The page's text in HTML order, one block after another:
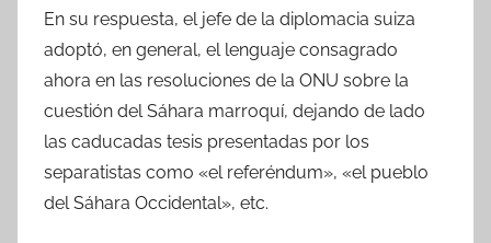
En su respuesta, el jefe de la diplomacia suiza
adoptó, en general, el lenguaje consagrado
ahora en las resoluciones de la ONU sobre la
cuestión del Sáhara marroquí, dejando de lado
las caducadas tesis presentadas por los
separatistas como «el referéndum», «el pueblo
del Sáhara Occidental», etc.